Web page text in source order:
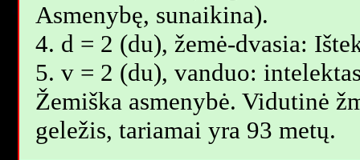
Asmenybę, sunaikina).
4. d = 2 (du), žemė-dvasia:
5. v = 2 (du), vanduo:
Žemiška asmenybė. Vidutinė
geležis, tariamai yra 93 metų.